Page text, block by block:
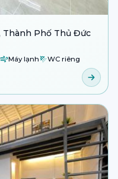
Thành Phố Thủ Đức
Máy lạnh WC riêng